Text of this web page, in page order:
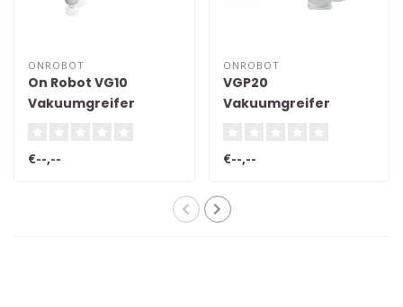
ONROBOT
On Robot VG10
Vakuumgreifer
€--,--
ONROBOT
VGP20
Vakuumgreifer
€--,--